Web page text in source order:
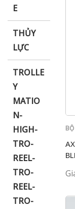
E
THỦY
LỰC
TROLLE
Y
MATIO
N-
HIGH-
TRO-
REEL-
TRO-
REEL-
TRO-